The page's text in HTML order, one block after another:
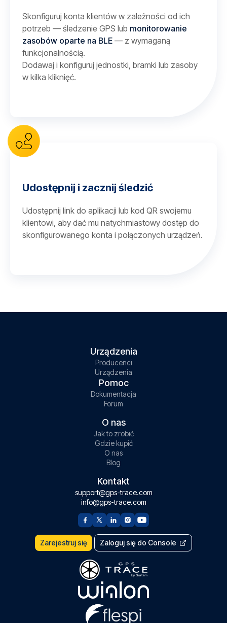
Skonfiguruj konta klientów w zależności od ich
potrzeb — śledzenie GPS lub monitorowanie
zasobów oparte na BLE — z wymaganą
funkcjonalnością.
Dodawaj i konfiguruj jednostki, bramki lub zasoby
w kilka kliknięć.
Udostępnij i zacznij śledzić
Udostępnij link do aplikacji lub kod QR swojemu
klientowi, aby dać mu natychmiastowy dostęp do
skonfigurowanego konta i połączonych urządzeń.
Urządzenia
Producenci
Urządzenia
Pomoc
Dokumentacja
Forum
O nas
Jak to zrobić
Gdzie kupić
O nas
Blog
Kontakt
support@gps-trace.com
info@gps-trace.com
Zarejestruj się Zaloguj się do Console